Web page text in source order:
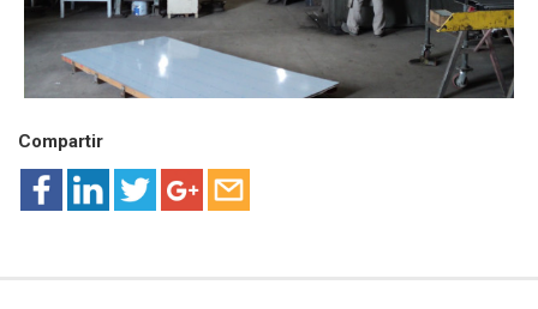
Compartir